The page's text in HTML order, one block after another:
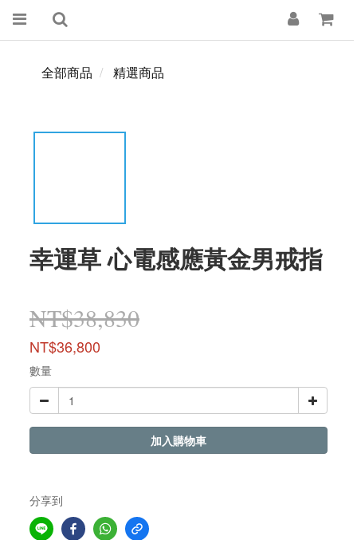
全部商品 精選商品
幸運草 心電感應黃金男戒指
NT$38,830
NT$36,800
數量
加入購物車
分享到